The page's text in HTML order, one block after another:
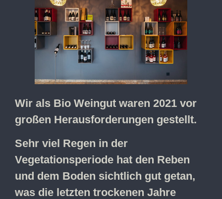
Wir als Bio Weingut waren 2021 vor
großen Herausforderungen gestellt.
Sehr viel Regen in der
Vegetationsperiode hat den Reben
und dem Boden sichtlich gut getan,
was die letzten trockenen Jahre